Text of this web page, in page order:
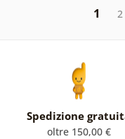
1 2
Spedizione
oltre 150,00 €